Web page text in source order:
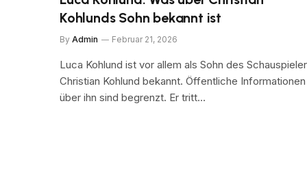
Kohlunds Sohn bekannt ist
By Admin Februar 21, 2026
Luca Kohlund ist vor allem als Sohn des
Christian Kohlund bekannt. Öffentliche Informationen
über ihn sind begrenzt. Er tritt…